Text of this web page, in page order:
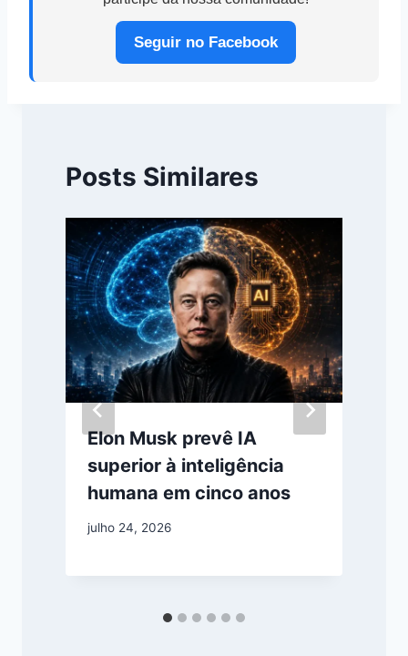
Seguir no Facebook
Posts Similares
Elon Musk prevê IA
superior à inteligência
humana em cinco anos
julho 24, 2026